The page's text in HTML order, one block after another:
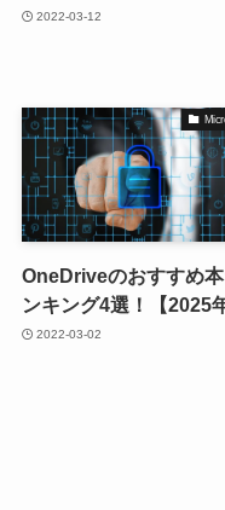
2022-03-12
OneDriveのおすすめ本
ンキング4選！【2025年
2022-03-02